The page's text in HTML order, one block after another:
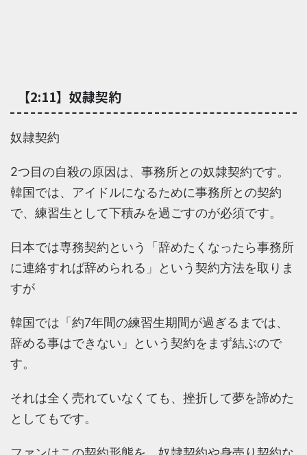
【2:11】奴隷契約
奴隷契約
2つ目の自殺の原因は、事務所との奴隷契約です。
韓国では、アイドルになるために事務所との契約
で、練習生として下積みを過ごすのが必須です。
日本では専務契約という「辞めたくなったら事務所
に連絡すれば辞められる」という契約方法を取りま
すが
韓国では「約7年間の練習生期間が過ぎるまでは、
辞める事はできない」という契約をまず結ぶので
す。
それは全く売れていなくても、挫折して夢を諦めた
としてもです。